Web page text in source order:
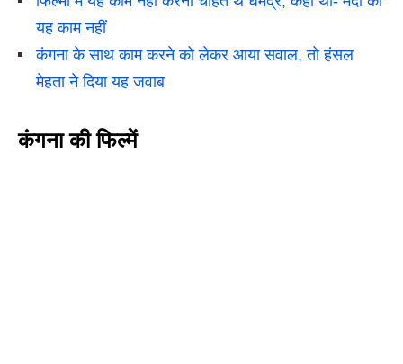
यह काम नहीं
कंगना के साथ काम करने को लेकर आया सवाल, तो हंसल
मेहता ने दिया यह जवाब
कंगना की फिल्में